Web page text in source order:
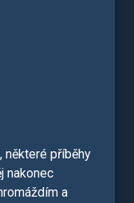
některé příběhy
nakonec
a